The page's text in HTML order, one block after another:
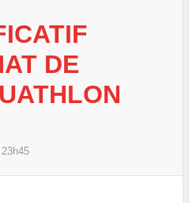
DE